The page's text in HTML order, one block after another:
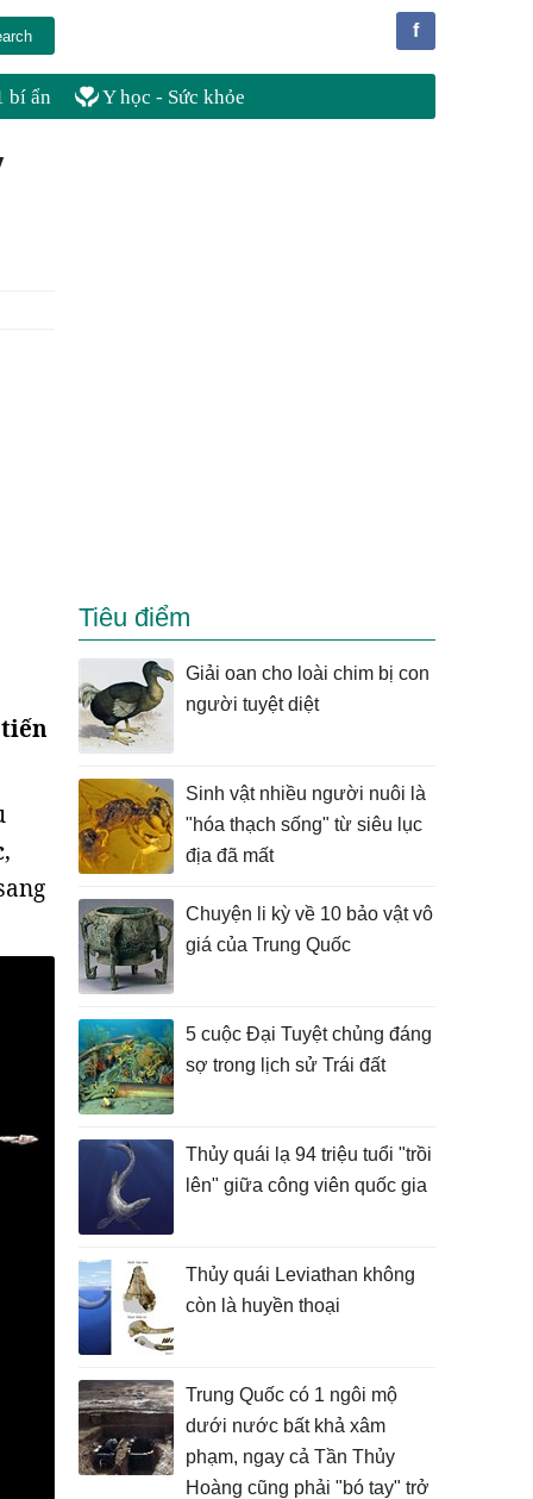
f
bí ẩn Y học - Sức khỏe
,
Tiêu điểm
Giải oan cho loài chim bị con
người tuyệt diệt
Sinh vật nhiều người nuôi là
"hóa thạch sống" từ siêu lục
địa đã mất
Chuyện li kỳ về 10 bảo vật vô
giá của Trung Quốc
5 cuộc Đại Tuyệt chủng đáng
sợ trong lịch sử Trái đất
Thủy quái lạ 94 triệu tuổi "trồi
lên" giữa công viên quốc gia
Thủy quái Leviathan không
còn là huyền thoại
Trung Quốc có 1 ngôi mộ
dưới nước bất khả xâm
phạm, ngay cả Tần Thủy
Hoàng cũng phải "bó tay" trở